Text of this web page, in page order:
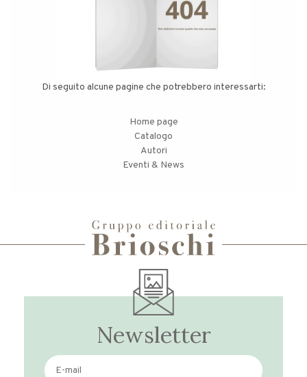
Di seguito alcune pagine che potrebbero interessarti:
Home page
Catalogo
Autori
Eventi & News
Newsletter